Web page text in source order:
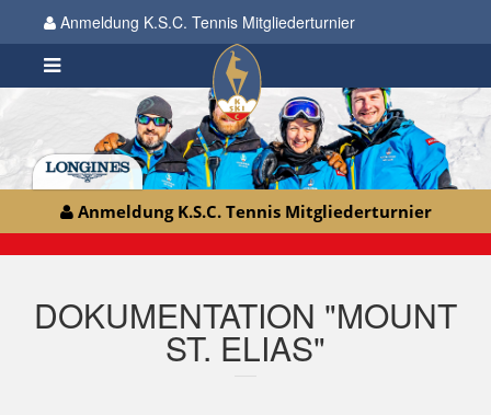
Anmeldung K.S.C. Tennis Mitgliederturnier
Anmeldung K.S.C. Tennis Mitgliederturnier
DOKUMENTATION "MOUNT
ST. ELIAS"